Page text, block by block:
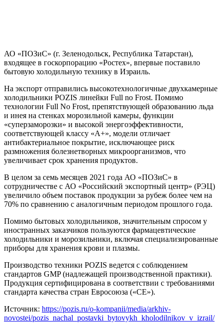
АО «ПОЗиС» (г. Зеленодольск, Республика Татарстан),
входящее в госкорпорацию «Ростех», впервые поставило
бытовую холодильную технику в Израиль.
На экспорт отправились высокотехнологичные двухкамерные
холодильники POZIS линейки Full no Frost. Помимо
технологии Full No Frost, препятствующей образованию льда
и инея на стенках морозильной камеры, функции
«суперзаморозки» и высокой энергоэффективности,
соответствующей классу «A+», модели отличает
антибактериальное покрытие, исключающее риск
размножения болезнетворных микроорганизмов, что
увеличивает срок хранения продуктов.
В целом за семь месяцев 2021 года АО «ПОЗиС» в
сотрудничестве с АО «Российский экспортный центр» (РЭЦ)
увеличило объем поставок продукции за рубеж более чем на
70% по сравнению с аналогичным периодом прошлого года.
Помимо бытовых холодильников, значительным спросом у
иностранных заказчиков пользуются фармацевтические
холодильники и морозильники, включая специализированные
приборы для хранения крови и плазмы.
Производство техники POZIS ведется с соблюдением
стандартов GMP (надлежащей производственной практики).
Продукция сертифицирована в соответствии с требованиями
стандарта качества стран Евросоюза («СЕ»).
Источник: https://pozis.ru/o-kompanii/media/arkhiv-
novostei/pozis_nachal_postavki_bytovykh_kholodilnikov_v_izrail/